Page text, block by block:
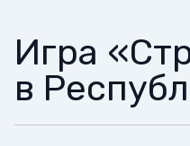
Игра
в